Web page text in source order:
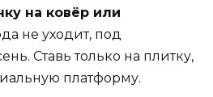
на ковёр или
не уходит, под
Ставь только на плитку,
платформу.